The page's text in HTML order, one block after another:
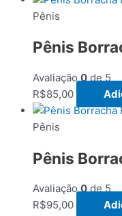
Pênis
Pênis
Avaliação0de 5
R$85,00
Pênis
Pênis
Avaliação0de 5
R$95,00